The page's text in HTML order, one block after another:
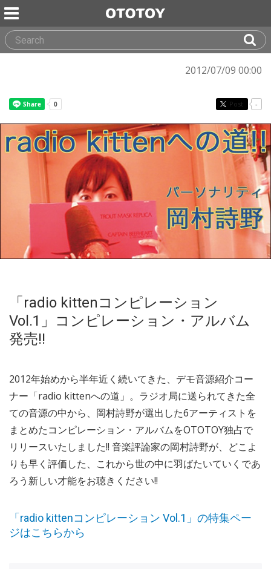
2012/07/09 00:00
Post -
「radio kittenコンピレーション
Vol.1」コンピレーション・アルバム
発売!!
2012年始めから半年近く続いてきた、デモ音源紹介コー
ナー「radio kittenへの道」。ラジオ局に送られてきた全
ての音源の中から、岡村詩野が選出した6アーティストを
まとめたコンピレーション・アルバムをOTOTOY独占で
リリースいたしました!! 音楽評論家の岡村詩野が、どこよ
りも早く評価した、これから世の中に羽ばたいていくであ
ろう新しい才能をお聴きください!!
「radio kittenコンピレーション Vol.1」の特集ペー
ジはこちらから